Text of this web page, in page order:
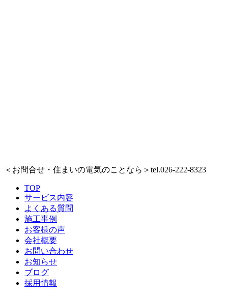
＜お問合せ・住まいの電気のことなら＞ tel.026-222-8323
TOP
サービス内容
よくある質問
施工事例
お客様の声
会社概要
お問い合わせ
お知らせ
ブログ
採用情報